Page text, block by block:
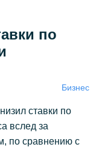
по
Бизнес
ставки по
вслед за
по сравнению с